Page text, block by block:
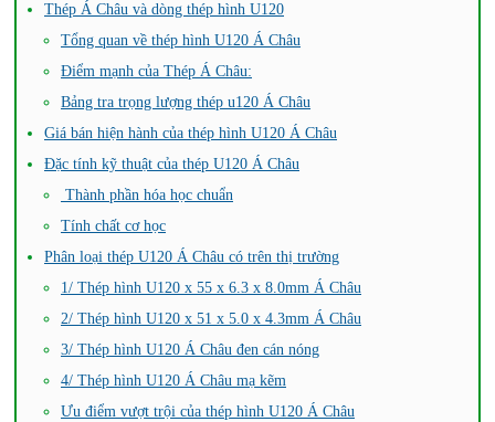
Thép Á Châu và dòng thép hình U120
Tổng quan về thép hình U120 Á Châu
Điểm mạnh của Thép Á Châu:
Bảng tra trọng lượng thép u120 Á Châu
Giá bán hiện hành của thép hình U120 Á Châu
Đặc tính kỹ thuật của thép U120 Á Châu
Thành phần hóa học chuẩn
Tính chất cơ học
Phân loại thép U120 Á Châu có trên thị trường
1/ Thép hình U120 x 55 x 6.3 x 8.0mm Á Châu
2/ Thép hình U120 x 51 x 5.0 x 4.3mm Á Châu
3/ Thép hình U120 Á Châu đen cán nóng
4/ Thép hình U120 Á Châu mạ kẽm
Ưu điểm vượt trội của thép hình U120 Á Châu